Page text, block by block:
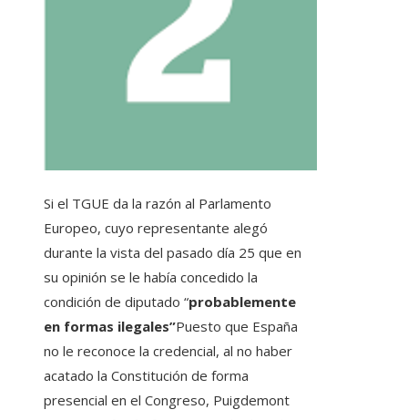
Si el TGUE da la razón al Parlamento
Europeo, cuyo representante alegó
durante la vista del pasado día 25 que en
su opinión se le había concedido la
condición de diputado “probablemente
en formas ilegales”Puesto que España
no le reconoce la credencial, al no haber
acatado la Constitución de forma
presencial en el Congreso, Puigdemont